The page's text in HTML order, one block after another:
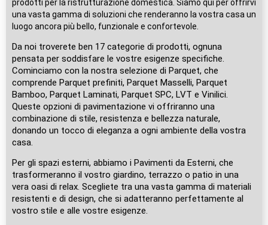
prodotti per la ristrutturazione domestica. Siamo qui per offrirvi
una vasta gamma di soluzioni che renderanno la vostra casa un
luogo ancora più bello, funzionale e confortevole.
Da noi troverete ben 17 categorie di prodotti, ognuna
pensata per soddisfare le vostre esigenze specifiche.
Cominciamo con la nostra selezione di Parquet, che
comprende Parquet prefiniti, Parquet Masselli, Parquet
Bamboo, Parquet Laminati, Parquet SPC, LVT e Vinilici.
Queste opzioni di pavimentazione vi offriranno una
combinazione di stile, resistenza e bellezza naturale,
donando un tocco di eleganza a ogni ambiente della vostra
casa.
Per gli spazi esterni, abbiamo i Pavimenti da Esterni, che
trasformeranno il vostro giardino, terrazzo o patio in una
vera oasi di relax. Scegliete tra una vasta gamma di materiali
resistenti e di design, che si adatteranno perfettamente al
vostro stile e alle vostre esigenze.